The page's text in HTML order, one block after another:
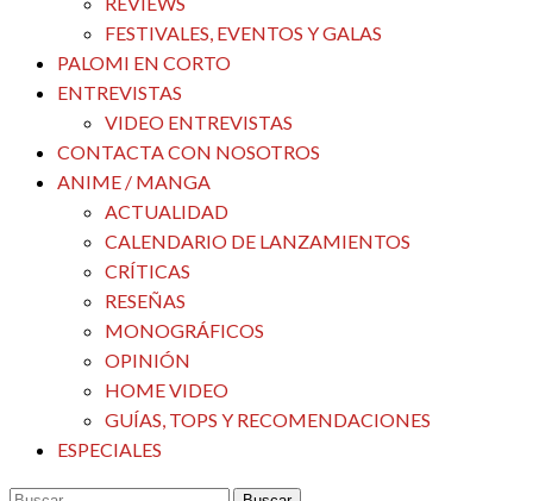
FESTIVALES, EVENTOS Y GALAS
PALOMI EN CORTO
ENTREVISTAS
VIDEO ENTREVISTAS
CONTACTA CON NOSOTROS
ANIME / MANGA
ACTUALIDAD
CALENDARIO DE LANZAMIENTOS
CRÍTICAS
RESEÑAS
MONOGRÁFICOS
OPINIÓN
HOME VIDEO
GUÍAS, TOPS Y RECOMENDACIONES
ESPECIALES